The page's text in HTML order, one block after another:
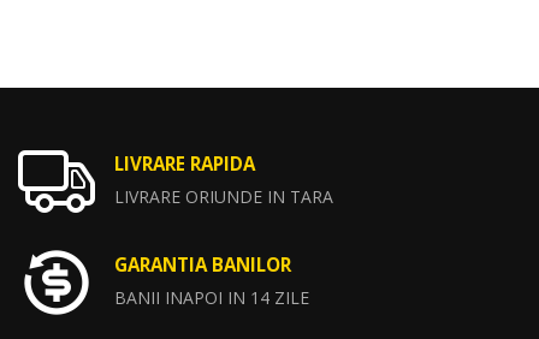
LIVRARE RAPIDA
LIVRARE ORIUNDE IN TARA
GARANTIA BANILOR
BANII INAPOI IN 14 ZILE